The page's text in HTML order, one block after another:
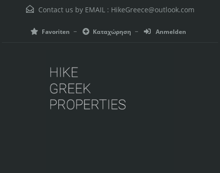
Contact us by EMAIL : HikeGreece@outlook.com
Favoriten Καταχώρηση Anmelden